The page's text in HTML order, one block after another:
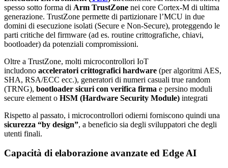
spesso sotto forma di Arm TrustZone nei core Cortex-M di ultima
generazione. TrustZone permette di partizionare l’MCU in due
domini di esecuzione isolati (Secure e Non-Secure), proteggendo le
parti critiche del firmware (ad es. routine crittografiche, chiavi,
bootloader) da potenziali compromissioni.
Oltre a TrustZone, molti microcontrollori IoT
includono acceleratori crittografici hardware (per algoritmi AES,
SHA, RSA/ECC ecc.), generatori di numeri casuali true random
(TRNG), bootloader sicuri con verifica firma e persino moduli
secure element o HSM (Hardware Security Module) integrati
Rispetto al passato, i microcontrollori odierni forniscono quindi una
sicurezza “by design”, a beneficio sia degli sviluppatori che degli
utenti finali.
Capacità di elaborazione avanzate ed Edge AI